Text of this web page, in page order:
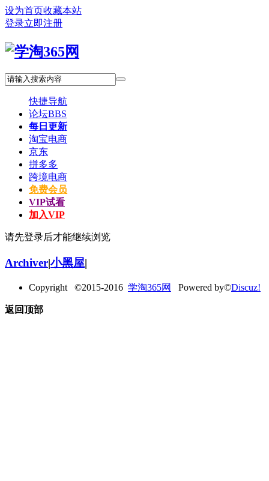
设为首页收藏本站
登录立即注册
快捷导航
论坛BBS
每日更新
淘宝电商
京东
拼多多
跨境电商
免费会员
VIP试看
加入VIP
请先登录后才能继续浏览
Archiver|小黑屋|
Copyright ©2015-2016 学淘365网 Powered by©Discuz!
返回顶部